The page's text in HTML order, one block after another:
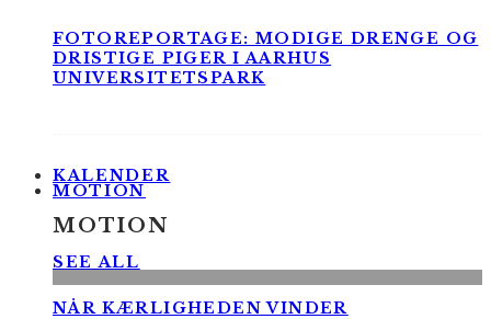
FOTOREPORTAGE: MODIGE DRENGE OG
DRISTIGE PIGER I AARHUS
UNIVERSITETSPARK
KALENDER
MOTION
MOTION
SEE ALL
NÅR KÆRLIGHEDEN VINDER